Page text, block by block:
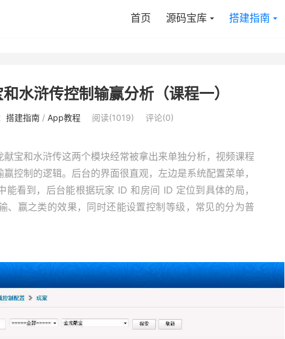
首页 源码宝库 搭建指南
水浒传控制输赢分析（课程一）
搭建指南/ App教程 阅读(1019) 评论(0)
宝和水浒传这两个模块经常被拿出来单独分析，视频课程
控制的逻辑。后台的界面很直观，左边是系统配置菜单，
看到，后台能根据玩家 ID 和房间 ID 定位到具体的局，
、赢之类的效果，同时还能设置控制等级，常见的分为普